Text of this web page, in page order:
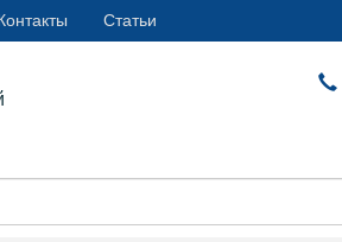
Статьи